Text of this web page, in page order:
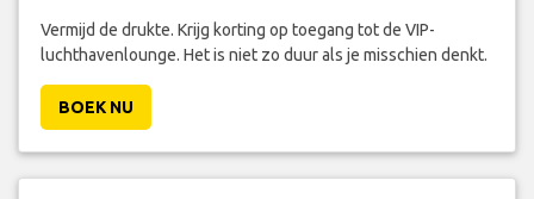
Vermijd de drukte. Krijg korting op toegang tot de VIP-
luchthavenlounge. Het is niet zo duur als je misschien denkt.
BOEK NU